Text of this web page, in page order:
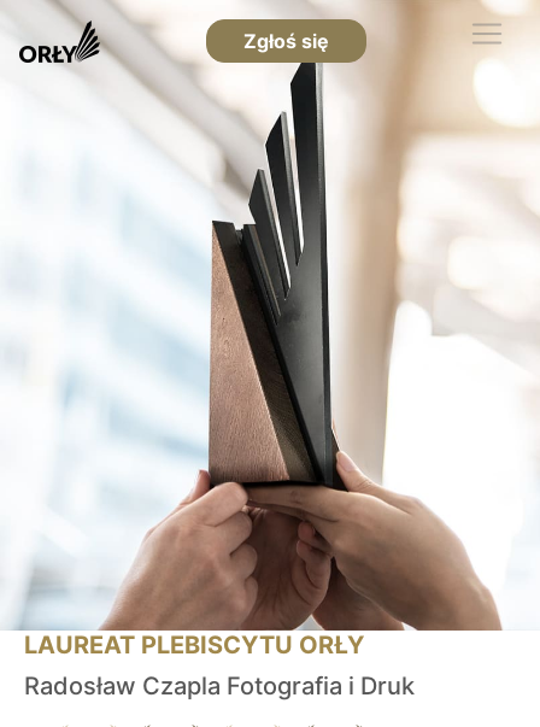
Zgłoś się
LAUREAT PLEBISCYTU ORŁY
Radosław Czapla Fotografia i Druk